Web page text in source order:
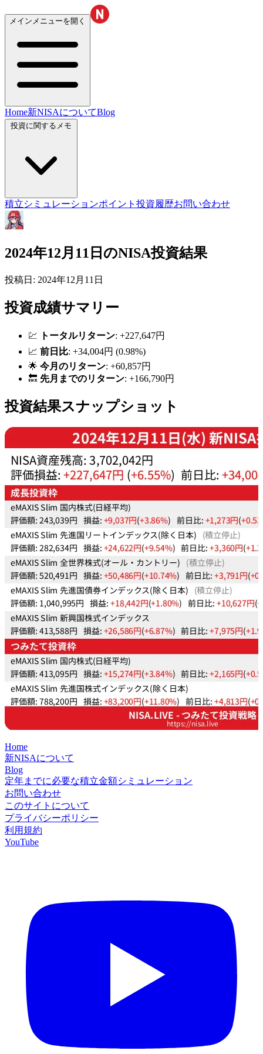
メインメニューを開く
Home新NISAについてBlog
積立シミュレーションポイント投資履歴お問い合わせ
2024年12月11日のNISA投資結果
投稿日: 2024年12月11日
投資成績サマリー
💹 トータルリターン: +227,647円
📈 前日比: +34,004円 (0.98%)
🌟 今月のリターン: +60,857円
🔙 先月までのリターン: +166,790円
投資結果スナップショット
Home
新NISAについて
Blog
定年までに必要な積立金額シミュレーション
お問い合わせ
このサイトについて
プライバシーポリシー
利用規約
YouTube